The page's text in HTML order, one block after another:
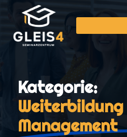
Kategorie:
Management